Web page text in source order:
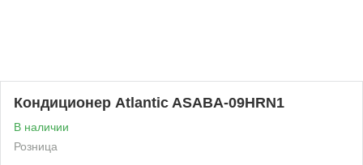
Кондиционер Аtlantic ASABA-09HRN1
В наличии
Розница